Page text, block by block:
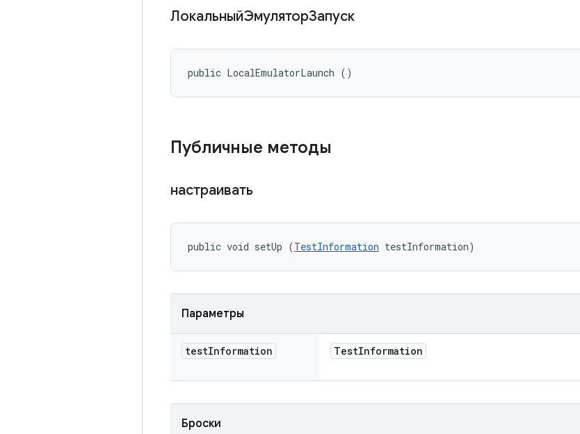
ЛокальныйЭмуляторЗапуск
public LocalEmulatorLaunch ()
Публичные методы
настраивать
public void setUp (TestInformation testInformation)
Параметры
testInformation TestInformation
Броски